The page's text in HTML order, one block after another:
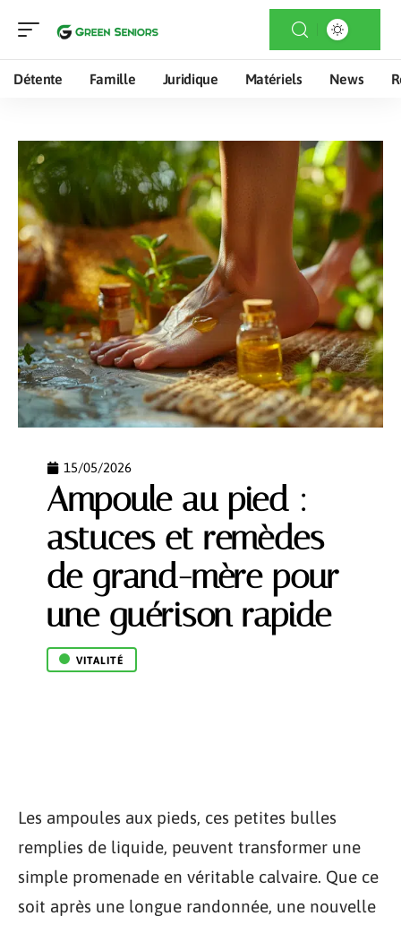
Détente Famille Juridique Matériels News
15/05/2026
Ampoule au pied :
astuces et remèdes
de grand-mère pour
une guérison rapide
VITALITÉ
Les ampoules aux pieds, ces petites bulles
remplies de liquide, peuvent transformer une
simple promenade en véritable calvaire. Que ce
soit après une longue randonnée, une nouvelle